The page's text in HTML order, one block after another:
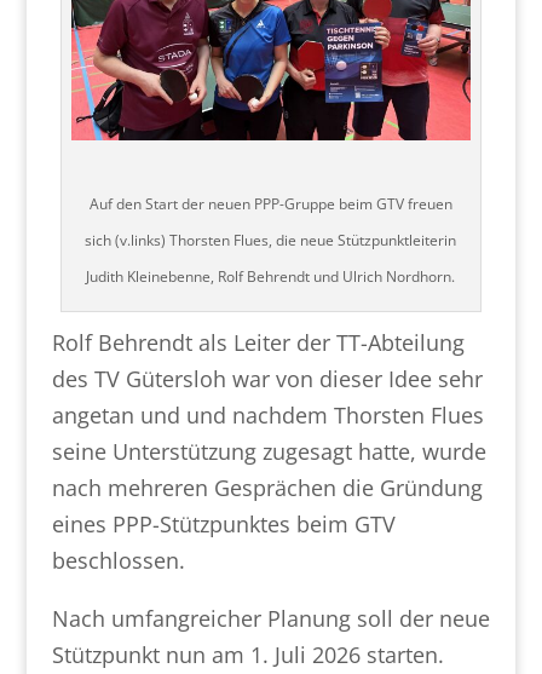
Auf den Start der neuen PPP-Gruppe beim GTV freuen
sich (v.links) Thorsten Flues, die neue Stützpunktleiterin
Judith Kleinebenne, Rolf Behrendt und Ulrich Nordhorn.
Rolf Behrendt als Leiter der TT-Abteilung
des TV Gütersloh war von dieser Idee sehr
angetan und und nachdem Thorsten Flues
seine Unterstützung zugesagt hatte, wurde
nach mehreren Gesprächen die Gründung
eines PPP-Stützpunktes beim GTV
beschlossen.
Nach umfangreicher Planung soll der neue
Stützpunkt nun am 1. Juli 2026 starten.